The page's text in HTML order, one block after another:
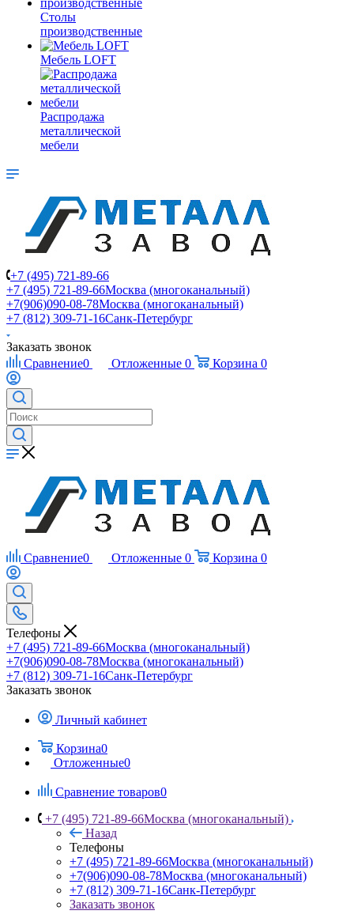
Столы
производственные
Мебель LOFT
Распродажа
металлической
мебели
+7 (495) 721-89-66
+7 (495) 721-89-66Москва (многоканальный)
+7(906)090-08-78Москва (многоканальный)
+7 (812) 309-71-16Санк-Петербург
Заказать звонок
Сравнение0 Отложенные 0 Корзина 0
Сравнение0 Отложенные 0 Корзина 0
Телефоны
+7 (495) 721-89-66Москва (многоканальный)
+7(906)090-08-78Москва (многоканальный)
+7 (812) 309-71-16Санк-Петербург
Заказать звонок
Личный кабинет
Корзина0
Отложенные0
Сравнение товаров0
+7 (495) 721-89-66Москва (многоканальный)
Назад
Телефоны
+7 (495) 721-89-66Москва (многоканальный)
+7(906)090-08-78Москва (многоканальный)
+7 (812) 309-71-16Санк-Петербург
Заказать звонок